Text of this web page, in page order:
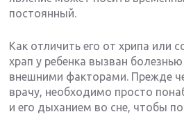
постоянный.
Как отличить его от хрипа или
храп у ребенка вызван
внешними факторами. Прежде
врачу, необходимо просто
и его дыханием во сне, чтобы